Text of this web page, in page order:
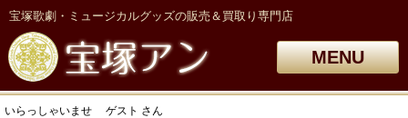
宝塚歌劇・ミュージカルグッズの販売＆買取り専門店
MENU
いらっしゃいませ ゲスト さん